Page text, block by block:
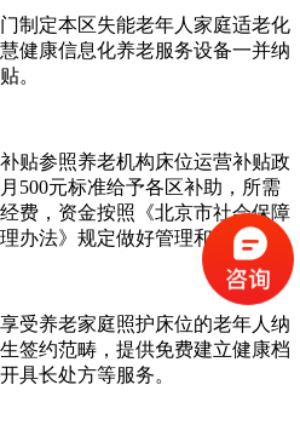
制定本区失能老年人家庭适老化
健康信息化养老服务设备一并纳
。
贴参照养老机构床位运营补贴政
500元标准给予各区补助，所需
费，资金按照《北京市社会保障
办法》规定做好管理和使用。
受养老家庭照护床位的老年人纳
签约范畴，提供免费建立健康档
具长处方等服务。